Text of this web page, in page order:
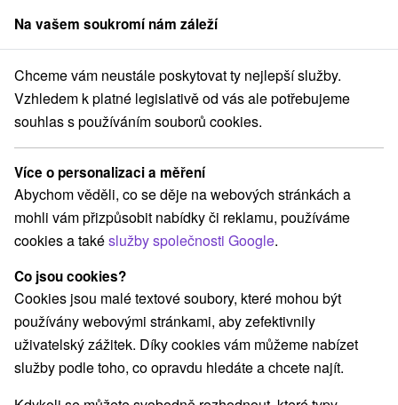
člen skupinySorger
Hotely na Slovensku Južné Slovensko
Hotely Južné Slovensko
Kategorie
Všechny kategorie
Hotely na Slovensku (32)
Hotely s bazénem(11)
Wellness hotely na Slovensku
Hotely na Slovensku pro rodiny s dětmi(9)
Historické hotely (1) Hotely s termálním bazénem
Vyberte lokalitu nebo termín
Na vašem soukromí nám záleží
Chceme vám neustále poskytovat ty nejlepší služby.
Vzhledem k platné legislativě od vás ale potřebujeme
souhlas s používáním souborů cookies.
Více o personalizaci a měření
Abychom věděli, co se děje na webových stránkách a
mohli vám přizpůsobit nabídky či reklamu, používáme
cookies a takéslužby společnosti Google.
Co jsou cookies?
Cookies jsou malé textové soubory, které mohou být
používány webovými stránkami, aby zefektivnily
uživatelský zážitek. Díky cookies vám můžeme nabízet
služby podle toho, co opravdu hledáte a chcete najít.